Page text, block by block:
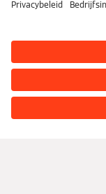
Overzicht
Offerte